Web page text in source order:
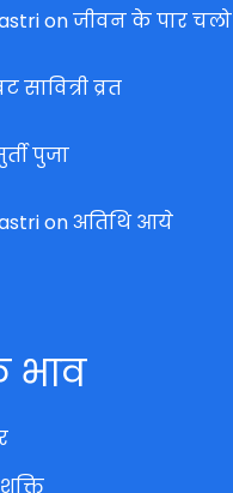
onजीवन के पार चलो
सावित्री व्रत
पुजा
onअतिथि आये
भाव